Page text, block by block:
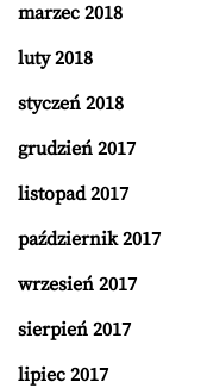
marzec 2018
luty 2018
styczeń 2018
grudzień 2017
listopad 2017
październik 2017
wrzesień 2017
sierpień 2017
lipiec 2017